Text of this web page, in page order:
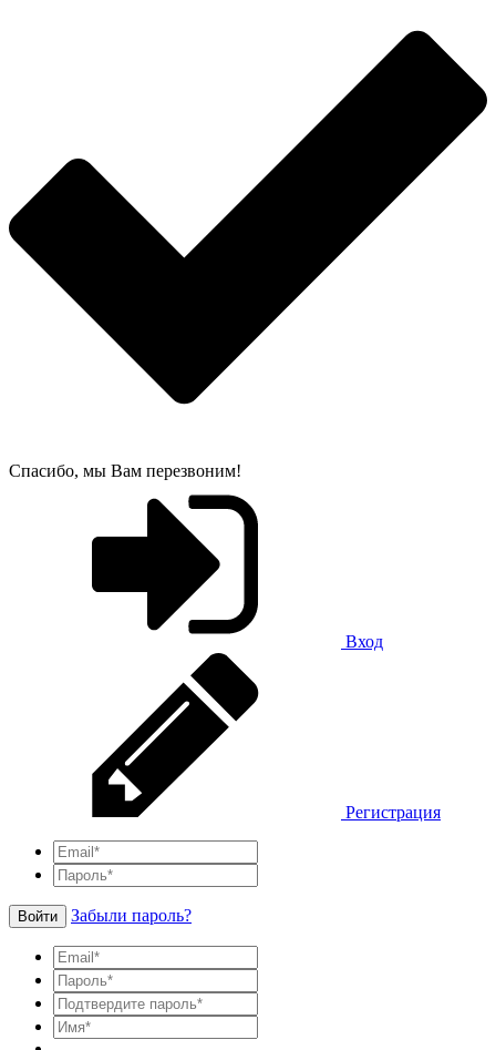
Спасибо, мы Вам перезвоним!
Вход
Регистрация
Войти Забыли пароль?